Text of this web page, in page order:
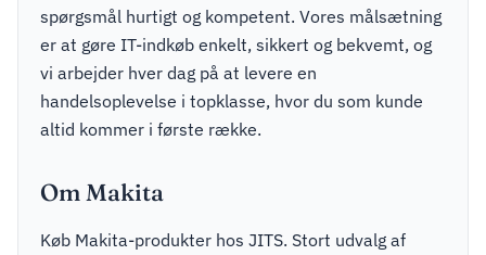
spørgsmål hurtigt og kompetent. Vores målsætning
er at gøre IT-indkøb enkelt, sikkert og bekvemt, og
vi arbejder hver dag på at levere en
handelsoplevelse i topklasse, hvor du som kunde
altid kommer i første række.
Om Makita
Køb Makita-produkter hos JITS. Stort udvalg af